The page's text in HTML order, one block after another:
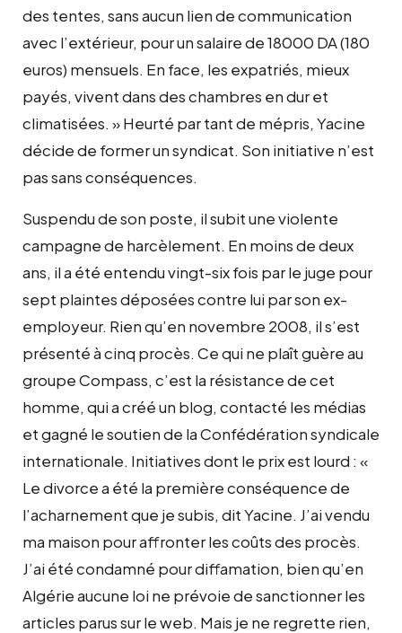
des tentes, sans aucun lien de communication
avec l’extérieur, pour un salaire de 18000 DA (180
euros) mensuels. En face, les expatriés, mieux
payés, vivent dans des chambres en dur et
climatisées. » Heurté par tant de mépris, Yacine
décide de former un syndicat. Son initiative n’est
pas sans conséquences.
Suspendu de son poste, il subit une violente
campagne de harcèlement. En moins de deux
ans, il a été entendu vingt-six fois par le juge pour
sept plaintes déposées contre lui par son ex-
employeur. Rien qu’en novembre 2008, il s’est
présenté à cinq procès. Ce qui ne plaît guère au
groupe Compass, c’est la résistance de cet
homme, qui a créé un blog, contacté les médias
et gagné le soutien de la Confédération syndicale
internationale. Initiatives dont le prix est lourd : «
Le divorce a été la première conséquence de
l’acharnement que je subis, dit Yacine. J’ai vendu
ma maison pour affronter les coûts des procès.
J’ai été condamné pour diffamation, bien qu’en
Algérie aucune loi ne prévoie de sanctionner les
articles parus sur le web. Mais je ne regrette rien,